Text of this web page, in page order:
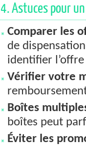
4. Astuces pour
Comparer les
de
identifier
Vérifier votre
Boîtes
boîtes peut
Éviter les